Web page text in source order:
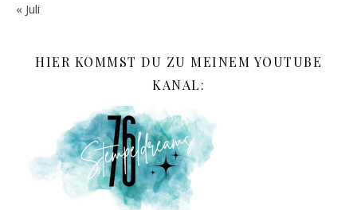
« Juli
HIER KOMMST DU ZU MEINEM YOUTUBE
KANAL: